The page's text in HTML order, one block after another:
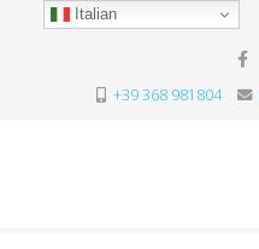
Italian
+39 368 981804